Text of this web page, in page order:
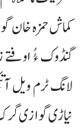
کماش حمزہ خان
گنڈوک ءُُ
لانگ ٹرم ویل
نیاڑی گوازی گرک